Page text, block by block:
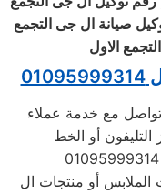
صيانة ال جى التجمع
التجمع الاول
مع خدمة عملاء
أو الخط
الملابس أو منتجات ال